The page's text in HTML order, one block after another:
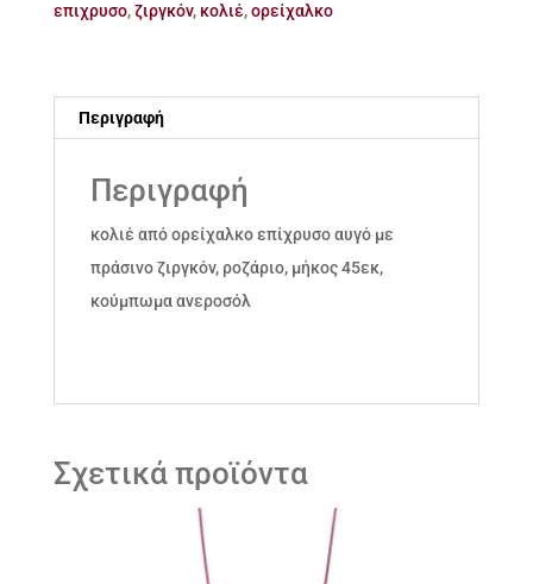
επιχρυσο,ζιργκόν, κολιέ,ορείχαλκο
Περιγραφή
Περιγραφή
κολιέ από ορείχαλκο επίχρυσο αυγό με
πράσινο ζιργκόν, ροζάριο, μήκος 45εκ,
κούμπωμα ανεροσόλ
Σχετικά προϊόντα